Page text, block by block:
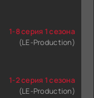
1-8 серия 1 сезона
(LE-Production)
1-2 серия 1 сезона
(LE-Production)